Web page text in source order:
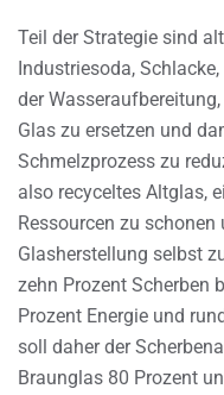
Teil der Strategie sind
Industriesoda,
der
Glas zu ersetzen und
Schmelzprozess zu
also recyceltes Altglas,
Ressourcen zu
Glasherstellung selbst
zehn Prozent Scherben
Prozent Energie und
soll daher der
Braunglas 80 Prozent